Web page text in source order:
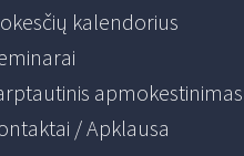
kalendorius
apmokestinimas
/ Apklausa